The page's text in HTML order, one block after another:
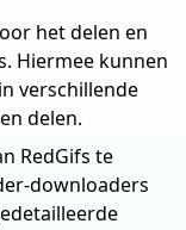
het delen en
Hiermee kunnen
verschillende
delen.
RedGifs te
downloaders